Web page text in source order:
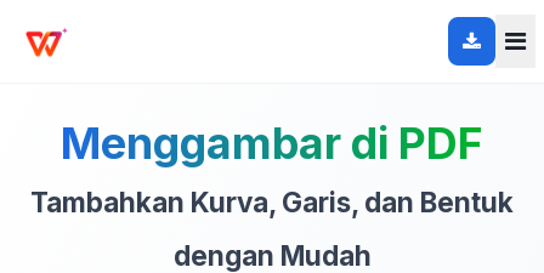
Menggambar di PDF
Tambahkan Kurva, Garis, dan Bentuk
dengan Mudah